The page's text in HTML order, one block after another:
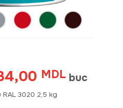
MDLPrețul
curent
buc
RAL 3020 2,5 kg